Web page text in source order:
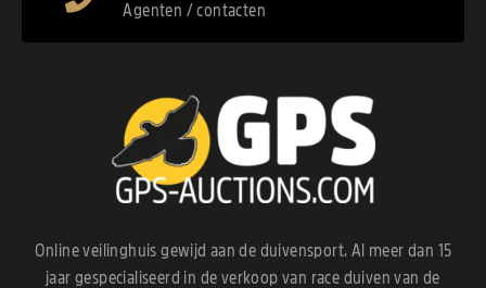
Agenten / contacten
Online veilinghuis gewijd aan de duivensport. Al meer dan 15
jaar gespecialiseerd in de verkoop van race duiven van de